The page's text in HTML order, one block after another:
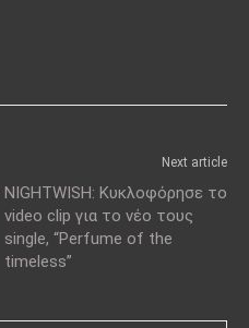
Next article
NIGHTWISH: Κυκλοφόρησε το
video clip για το νέο τους
single, “Perfume of the
timeless”